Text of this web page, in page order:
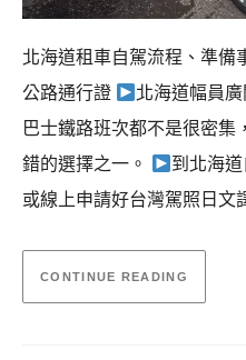
北海道租車自駕流程、準備
公路通行證
北海道幅員
巴士鐵路班次都不是很密集
錯的選擇之一。
到北海
或線上申請好台灣駕照日文
CONTINUE READING